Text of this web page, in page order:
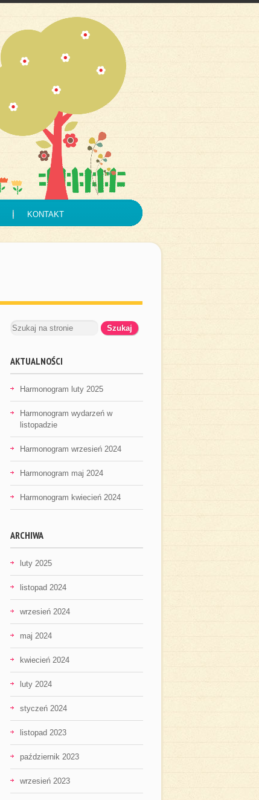
KONTAKT
AKTUALNOŚCI
Harmonogram luty 2025
Harmonogram wydarzeń w
listopadzie
Harmonogram wrzesień 2024
Harmonogram maj 2024
Harmonogram kwiecień 2024
ARCHIWA
luty 2025
listopad 2024
wrzesień 2024
maj 2024
kwiecień 2024
luty 2024
styczeń 2024
listopad 2023
październik 2023
wrzesień 2023